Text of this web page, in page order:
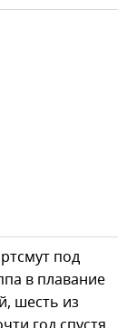
под
в плавание
шесть из